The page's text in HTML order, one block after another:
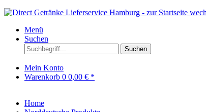
Menü
Suchen
Suchen
Mein Konto
Warenkorb 0 0,00 € *
Home